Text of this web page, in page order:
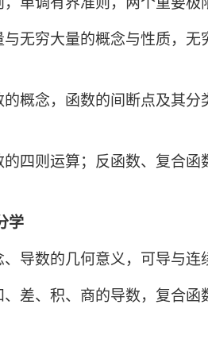
与无穷大量的概念与性质，无
的概念，函数的间断点及其分
的四则运算；反函数、复合函
学
、导数的几何意义，可导与连
、差、积、商的导数，复合函